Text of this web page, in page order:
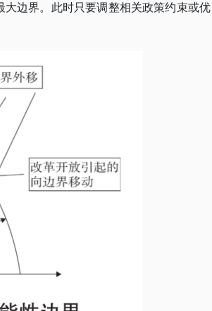
边界。此时只要调整相关政策约束或优